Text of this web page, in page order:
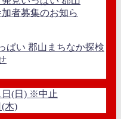
ぱい 郡山まちなか探検
(日) ※中止
木)